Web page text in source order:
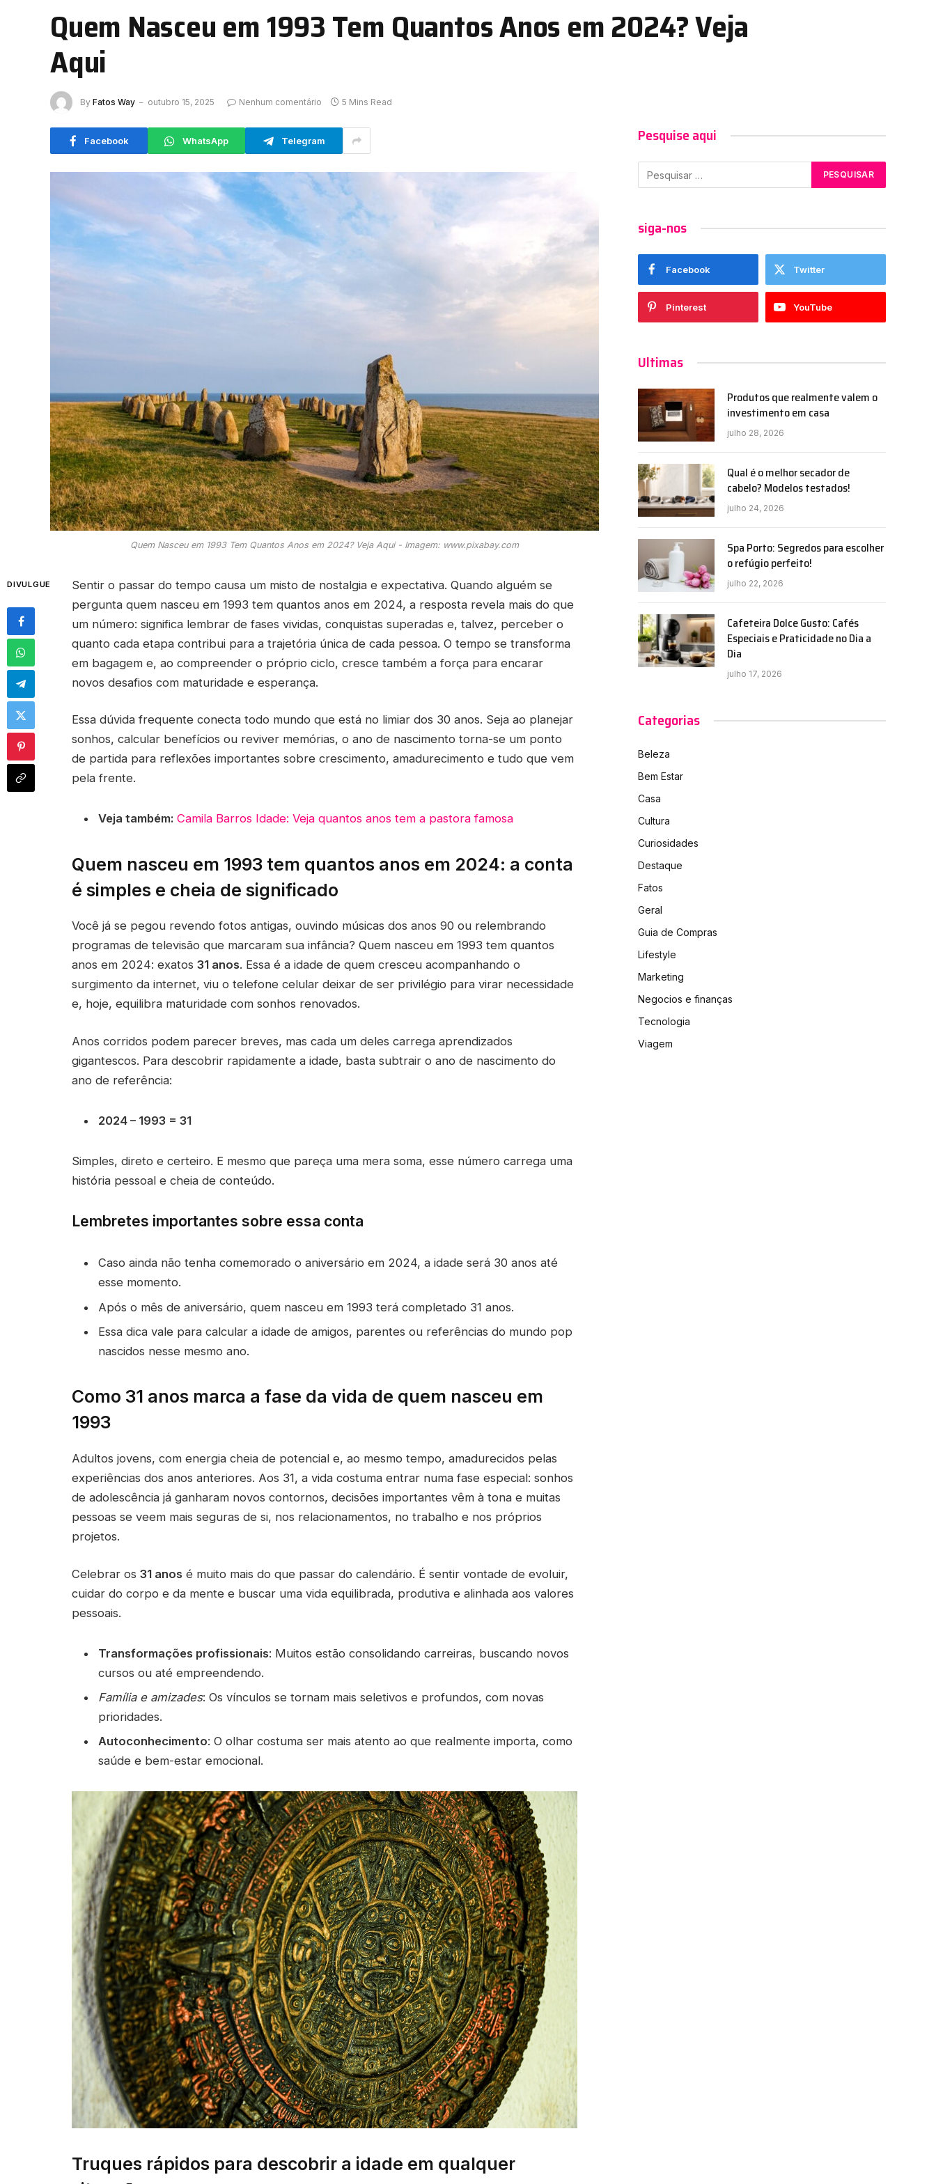
Quem Nasceu em 1993 Tem Quantos Anos em 2024? Veja
Aqui
By Fatos Way outubro 15, 2025 Nenhum comentário 5 Mins Read
Facebook WhatsApp Telegram
Quem Nasceu em 1993 Tem Quantos Anos em 2024? Veja Aqui - Imagem: www.pixabay.com
DIVULGUE
Sentir o passar do tempo causa um misto de nostalgia e expectativa. Quando alguém se
pergunta quem nasceu em 1993 tem quantos anos em 2024, a resposta revela mais do que
um número: significa lembrar de fases vividas, conquistas superadas e, talvez, perceber o
quanto cada etapa contribui para a trajetória única de cada pessoa. O tempo se transforma
em bagagem e, ao compreender o próprio ciclo, cresce também a força para encarar
novos desafios com maturidade e esperança.
Essa dúvida frequente conecta todo mundo que está no limiar dos 30 anos. Seja ao planejar
sonhos, calcular benefícios ou reviver memórias, o ano de nascimento torna-se um ponto
de partida para reflexões importantes sobre crescimento, amadurecimento e tudo que vem
pela frente.
Veja também: Camila Barros Idade: Veja quantos anos tem a pastora famosa
Quem nasceu em 1993 tem quantos anos em 2024: a conta
é simples e cheia de significado
Você já se pegou revendo fotos antigas, ouvindo músicas dos anos 90 ou relembrando
programas de televisão que marcaram sua infância? Quem nasceu em 1993 tem quantos
anos em 2024: exatos 31 anos. Essa é a idade de quem cresceu acompanhando o
surgimento da internet, viu o telefone celular deixar de ser privilégio para virar necessidade
e, hoje, equilibra maturidade com sonhos renovados.
Anos corridos podem parecer breves, mas cada um deles carrega aprendizados
gigantescos. Para descobrir rapidamente a idade, basta subtrair o ano de nascimento do
ano de referência:
2024 – 1993 = 31
Simples, direto e certeiro. E mesmo que pareça uma mera soma, esse número carrega uma
história pessoal e cheia de conteúdo.
Lembretes importantes sobre essa conta
Caso ainda não tenha comemorado o aniversário em 2024, a idade será 30 anos até
esse momento.
Após o mês de aniversário, quem nasceu em 1993 terá completado 31 anos.
Essa dica vale para calcular a idade de amigos, parentes ou referências do mundo pop
nascidos nesse mesmo ano.
Como 31 anos marca a fase da vida de quem nasceu em
1993
Adultos jovens, com energia cheia de potencial e, ao mesmo tempo, amadurecidos pelas
experiências dos anos anteriores. Aos 31, a vida costuma entrar numa fase especial: sonhos
de adolescência já ganharam novos contornos, decisões importantes vêm à tona e muitas
pessoas se veem mais seguras de si, nos relacionamentos, no trabalho e nos próprios
projetos.
Celebrar os 31 anos é muito mais do que passar do calendário. É sentir vontade de evoluir,
cuidar do corpo e da mente e buscar uma vida equilibrada, produtiva e alinhada aos valores
pessoais.
Transformações profissionais: Muitos estão consolidando carreiras, buscando novos
cursos ou até empreendendo.
Família e amizades: Os vínculos se tornam mais seletivos e profundos, com novas
prioridades.
Autoconhecimento: O olhar costuma ser mais atento ao que realmente importa, como
saúde e bem-estar emocional.
Truques rápidos para descobrir a idade em qualquer
Pesquise aqui
siga-nos
Facebook Twitter
Pinterest YouTube
Ultimas
Produtos que realmente valem o
investimento em casa
julho 28, 2026
Qual é o melhor secador de
cabelo? Modelos testados!
julho 24, 2026
Spa Porto: Segredos para escolher
o refúgio perfeito!
julho 22, 2026
Cafeteira Dolce Gusto: Cafés
Especiais e Praticidade no Dia a
Dia
julho 17, 2026
Categorias
Beleza
Bem Estar
Casa
Cultura
Curiosidades
Destaque
Fatos
Geral
Guia de Compras
Lifestyle
Marketing
Negocios e finanças
Tecnologia
Viagem